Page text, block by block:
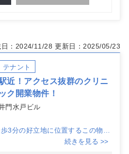
日：2024/11/28 更新日：2025/05/23
テナント
近！アクセス抜群のクリニ
ック開業物件！
門水戸ビル
3分の好立地に位置するこの物件
便利な環境を提供します。患者様
続きを見る >>